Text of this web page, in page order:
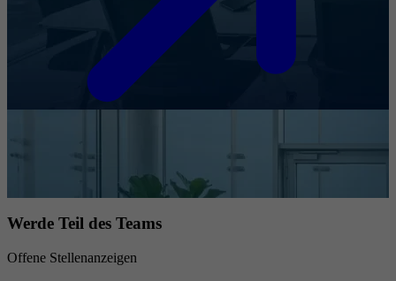
Werde Teil des Teams
Offene Stellenanzeigen